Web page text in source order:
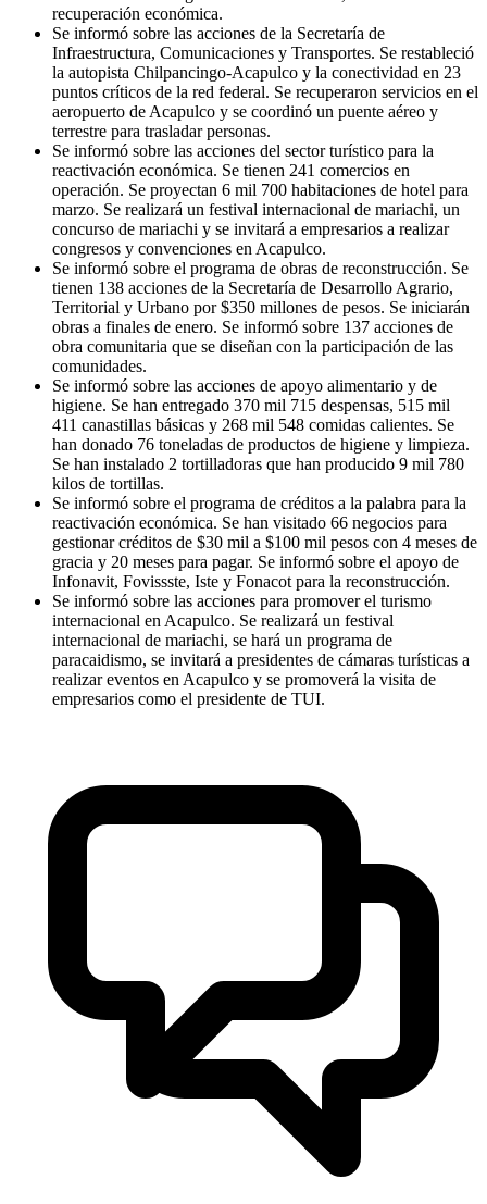
recuperación económica.
Se informó sobre las acciones de la Secretaría de
Infraestructura, Comunicaciones y Transportes. Se restableció
la autopista Chilpancingo-Acapulco y la conectividad en 23
puntos críticos de la red federal. Se recuperaron servicios en el
aeropuerto de Acapulco y se coordinó un puente aéreo y
terrestre para trasladar personas.
Se informó sobre las acciones del sector turístico para la
reactivación económica. Se tienen 241 comercios en
operación. Se proyectan 6 mil 700 habitaciones de hotel para
marzo. Se realizará un festival internacional de mariachi, un
concurso de mariachi y se invitará a empresarios a realizar
congresos y convenciones en Acapulco.
Se informó sobre el programa de obras de reconstrucción. Se
tienen 138 acciones de la Secretaría de Desarrollo Agrario,
Territorial y Urbano por $350 millones de pesos. Se iniciarán
obras a finales de enero. Se informó sobre 137 acciones de
obra comunitaria que se diseñan con la participación de las
comunidades.
Se informó sobre las acciones de apoyo alimentario y de
higiene. Se han entregado 370 mil 715 despensas, 515 mil
411 canastillas básicas y 268 mil 548 comidas calientes. Se
han donado 76 toneladas de productos de higiene y limpieza.
Se han instalado 2 tortilladoras que han producido 9 mil 780
kilos de tortillas.
Se informó sobre el programa de créditos a la palabra para la
reactivación económica. Se han visitado 66 negocios para
gestionar créditos de $30 mil a $100 mil pesos con 4 meses de
gracia y 20 meses para pagar. Se informó sobre el apoyo de
Infonavit, Fovissste, Iste y Fonacot para la reconstrucción.
Se informó sobre las acciones para promover el turismo
internacional en Acapulco. Se realizará un festival
internacional de mariachi, se hará un programa de
paracaidismo, se invitará a presidentes de cámaras turísticas a
realizar eventos en Acapulco y se promoverá la visita de
empresarios como el presidente de TUI.